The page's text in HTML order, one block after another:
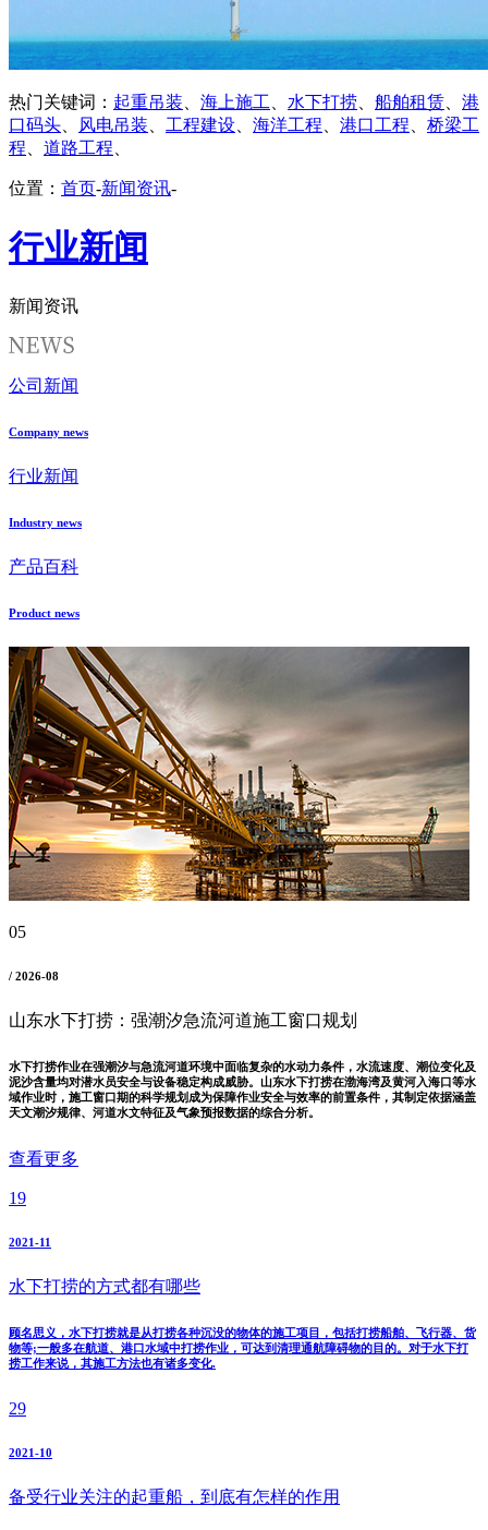
热门关键词： 起重吊装、 海上施工、 水下打捞、 船舶租赁、 港
口码头、 风电吊装、 工程建设、 海洋工程、 港口工程、 桥梁工
程、 道路工程、
位置： 首页-新闻资讯-
行业新闻
新闻资讯
公司新闻
Company news
行业新闻
Industry news
产品百科
Product news
05
/ 2026-08
山东水下打捞：强潮汐急流河道施工窗口规划
水下打捞作业在强潮汐与急流河道环境中面临复杂的水动力条件，水流速度、潮位变化及
泥沙含量均对潜水员安全与设备稳定构成威胁。山东水下打捞在渤海湾及黄河入海口等水
域作业时，施工窗口期的科学规划成为保障作业安全与效率的前置条件，其制定依据涵盖
天文潮汐规律、河道水文特征及气象预报数据的综合分析。
查看更多
19
2021-11
水下打捞的方式都有哪些
顾名思义，水下打捞就是从打捞各种沉没的物体的施工项目，包括打捞船舶、飞行器、货
物等;一般多在航道、港口水域中打捞作业，可达到清理通航障碍物的目的。对于水下打
捞工作来说，其施工方法也有诸多变化.
29
2021-10
备受行业关注的起重船，到底有怎样的作用